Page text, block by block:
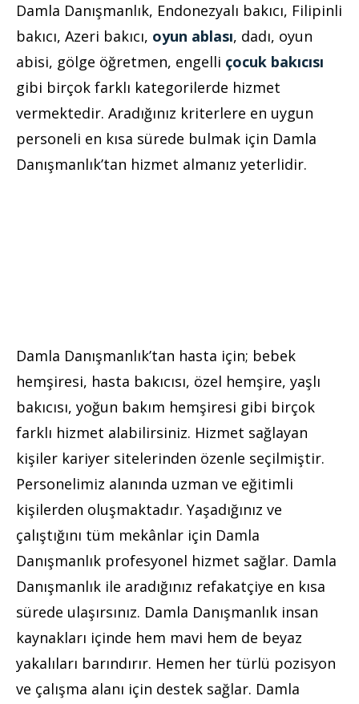
Damla Danışmanlık, Endonezyalı bakıcı, Filipinli
bakıcı, Azeri bakıcı, oyun ablası, dadı, oyun
abisi, gölge öğretmen, engelli çocuk bakıcısı
gibi birçok farklı kategorilerde hizmet
vermektedir. Aradığınız kriterlere en uygun
personeli en kısa sürede bulmak için Damla
Danışmanlık’tan hizmet almanız yeterlidir.
Damla Danışmanlık’tan hasta için; bebek
hemşiresi, hasta bakıcısı, özel hemşire, yaşlı
bakıcısı, yoğun bakım hemşiresi gibi birçok
farklı hizmet alabilirsiniz. Hizmet sağlayan
kişiler kariyer sitelerinden özenle seçilmiştir.
Personelimiz alanında uzman ve eğitimli
kişilerden oluşmaktadır. Yaşadığınız ve
çalıştığını tüm mekânlar için Damla
Danışmanlık profesyonel hizmet sağlar. Damla
Danışmanlık ile aradığınız refakatçiye en kısa
sürede ulaşırsınız. Damla Danışmanlık insan
kaynakları içinde hem mavi hem de beyaz
yakalıları barındırır. Hemen her türlü pozisyon
ve çalışma alanı için destek sağlar. Damla